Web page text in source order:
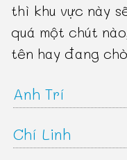
thì khu vực này
quá một chút
tên hay đang
Anh Trí
Chí Linh